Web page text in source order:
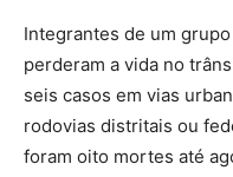
Integrantes de um
perderam a vida no
seis casos em vias
rodovias distritais ou
foram oito mortes até